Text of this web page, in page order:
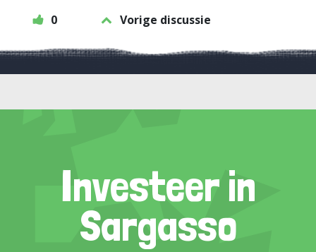
0 Vorige discussie
Investeer in
Sargasso